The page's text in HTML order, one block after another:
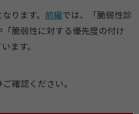
ります。 前編では、「脆弱性診
脆弱性に対する優先度の付け
ます。
確認ください。